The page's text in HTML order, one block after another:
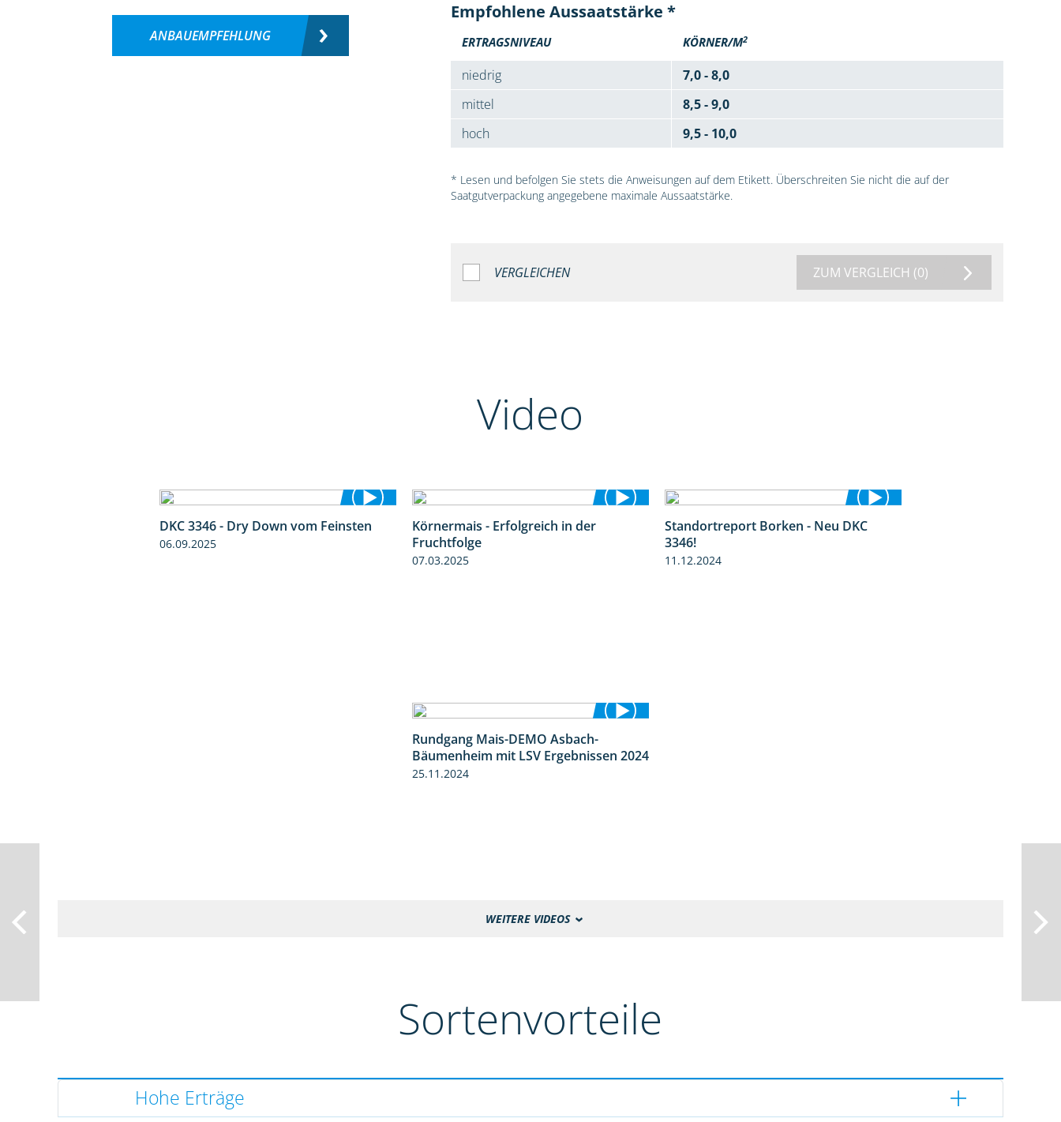
ANBAUEMPFEHLUNG
Empfohlene Aussaatstärke *
ERTRAGSNIVEAU KÖRNER/M2
niedrig
7,0 - 8,0
mittel
8,5 - 9,0
hoch
9,5 - 10,0
* Lesen und befolgen Sie stets die Anweisungen auf dem Etikett. Überschreiten Sie nicht die auf der
Saatgutverpackung angegebene maximale Aussaatstärke.
VERGLEICHEN ZUM VERGLEICH (0)
Video
1:38
DKC 3346 - Dry Down vom Feinsten
06.09.2025
Körnermais - Erfolgreich in der
Fruchtfolge
07.03.2025
1:38
Standortreport Borken - Neu DKC
3346!
11.12.2024
Rundgang Mais-DEMO Asbach-
Bäumenheim mit LSV Ergebnissen 2024
25.11.2024
WEITERE VIDEOS
Sortenvorteile
Hohe Erträge